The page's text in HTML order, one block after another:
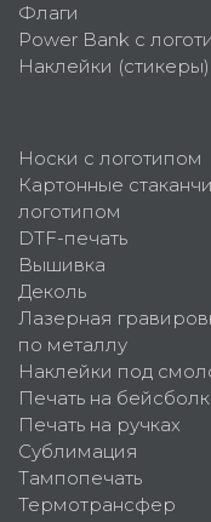
Флаги
Power Bank с
Наклейки (стикеры)
Носки с логотипом
Картонные
логотипом
DTF-печать
Вышивка
Деколь
Лазерная
по металлу
Наклейки под
Печать на
Печать на ручках
Сублимация
Тампопечать
Термотрансфер